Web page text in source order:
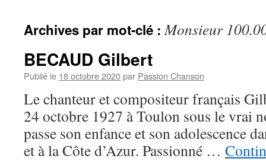
Archives par mot-clé :Monsieur
BECAUD Gilbert
Publié le 18 octobre 2020par Passion Chanson
Le chanteur et compositeur français
24 octobre 1927 à Toulon sous le vrai
passe son enfance et son adolescence
et à la Côte d’Azur. Passionné …